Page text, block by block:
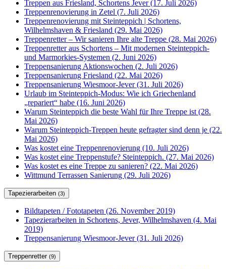
Treppen aus Friesland, Schortens Jever (17. Juli 2026)
Treppenrenovierung in Zetel (7. Juli 2026)
Treppenrenovierung mit Steinteppich | Schortens,
Wilhelmshaven & Friesland (29. Mai 2026)
Treppenretter – Wir sanieren Ihre alte Treppe (28. Mai 2026)
Treppenretter aus Schortens – Mit modernen Steinteppich-
und Marmorkies-Systemen (2. Juni 2026)
Treppensanierung Aktionswochen (2. Juli 2026)
Treppensanierung Friesland (22. Mai 2026)
Treppensanierung Wiesmoor-Jever (31. Juli 2026)
Urlaub im Steinteppich-Modus: Wie ich Griechenland
„repariert“ habe (16. Juni 2026)
Warum Steinteppich die beste Wahl für Ihre Treppe ist (28.
Mai 2026)
Warum Steinteppich-Treppen heute gefragter sind denn je (22.
Mai 2026)
Was kostet eine Treppenrenovierung (10. Juli 2026)
Was kostet eine Treppenstufe? Steinteppich. (27. Mai 2026)
Was kostet es eine Treppe zu sanieren? (22. Mai 2026)
Wittmund Terrassen Sanierung (29. Juli 2026)
Tapezierarbeiten (3)
Bildtapeten / Fototapeten (26. November 2019)
Tapezierarbeiten in Schortens, Jever, Wilhelmshaven (4. Mai
2019)
Treppensanierung Wiesmoor-Jever (31. Juli 2026)
Treppenretter (9)